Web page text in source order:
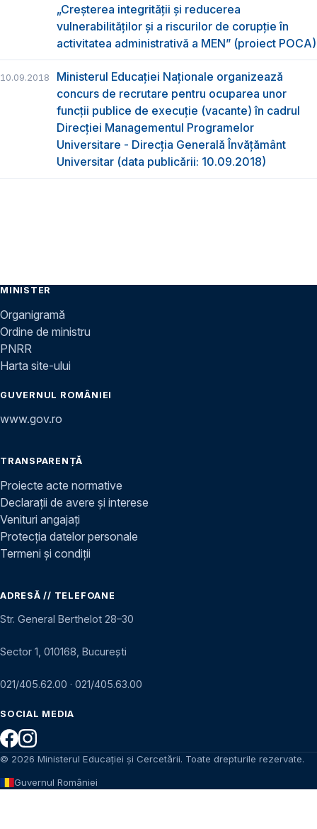
„Creșterea integrității și reducerea
vulnerabilităților și a riscurilor de corupție în
activitatea administrativă a MEN” (proiect POCA)
10.09.2018
Ministerul Educației Naționale organizează
concurs de recrutare pentru ocuparea unor
funcții publice de execuție (vacante) în cadrul
Direcției Managementul Programelor
Universitare - Direcția Generală Învățământ
Universitar (data publicării: 10.09.2018)
MINISTER
Organigramă
Ordine de ministru
PNRR
Harta site-ului
GUVERNUL ROMÂNIEI
www.gov.ro
TRANSPARENȚĂ
Proiecte acte normative
Declarații de avere și interese
Venituri angajați
Protecția datelor personale
Termeni și condiții
ADRESĂ // TELEFOANE
Str. General Berthelot 28–30
Sector 1, 010168, București
021/405.62.00 · 021/405.63.00
SOCIAL MEDIA
© 2026 Ministerul Educației și Cercetării. Toate drepturile rezervate.
Guvernul României